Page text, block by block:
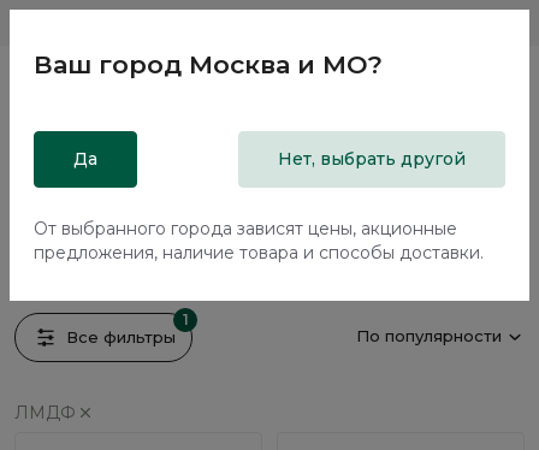
Главная Стеллажи
4 предмета
1
Все фильтры По популярности
ЛМДФ
Ваш город Москва и МО?
Да Нет, выбрать другой
От выбранного города зависят цены, акционные
предложения, наличие товара и способы доставки.